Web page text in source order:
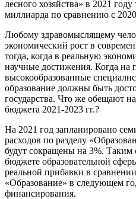
лесного хозяйства» в 2021
миллиарда по сравнению с
Любому здравомыслящему
экономический рост в
тогда, когда в реальную
научные достижения. Когда на
высокообразованные
образование должны быть
государства. Что же обещают
бюджета 2021-2023 гг.?
На 2021 год запланировано
расходов по разделу
будут сокращены на 3%.
бюджете образовательной
реальной прибавки в
«Образование» в следующем
финансирования.